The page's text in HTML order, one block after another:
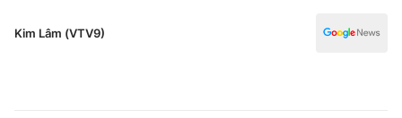
Y tế
Kim Lâm (VTV9)